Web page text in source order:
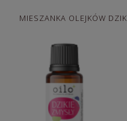
MIESZANKA OLEJKÓW